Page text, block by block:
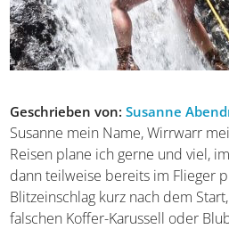
Geschrieben von: Susanne
Susanne mein Name, Wirrwarr